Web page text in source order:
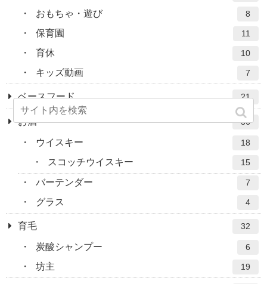
おもちゃ・遊び 8
保育園 11
育休 10
キッズ動画 7
ベースフード 21
お酒 36
ウイスキー 18
スコッチウイスキー 15
バーテンダー 7
グラス 4
育毛 32
炭酸シャンプー 6
坊主 19